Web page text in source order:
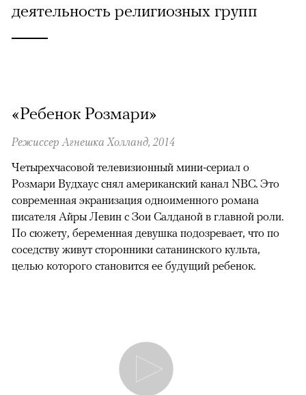
деятельность религиозных групп
«Ребенок Розмари»
Режиссер Агнешка Холланд, 2014
Четырехчасовой телевизионный мини-сериал о
Розмари Вудхаус снял американский канал NBC. Это
современная экранизация одноименного романа
писателя Айры Левин с Зои Салданой в главной роли.
По сюжету, беременная девушка подозревает, что по
соседству живут сторонники сатанинского культа,
целью которого становится ее будущий ребенок.